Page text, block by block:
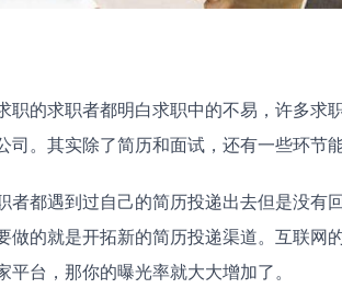
职的求职者都明白求职中的不易，许多求
司。其实除了简历和面试，还有一些环节
者都遇到过自己的简历投递出去但是没有
做的就是开拓新的简历投递渠道。互联网
平台，那你的曝光率就大大增加了。